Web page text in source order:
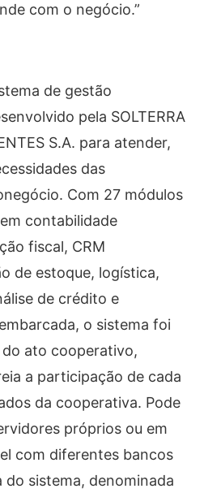
com o negócio.”
de gestão
pela SOLTERRA
S.A. para atender,
das
Com 27 módulos
contabilidade
fiscal, CRM
de estoque, logística,
de crédito e
o sistema foi
ato cooperativo,
a participação de cada
da cooperativa. Pode
próprios ou em
com diferentes bancos
do sistema, denominada